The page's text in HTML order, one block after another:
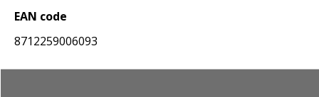
EAN code
8712259006093